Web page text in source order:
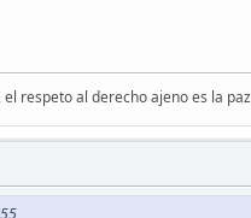
respeto al derecho ajeno es la